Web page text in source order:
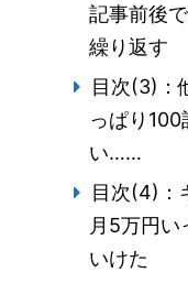
記事前後
繰り返す
目次(3)：
っぱり
い……
目次(4)：
月5万円
いけた